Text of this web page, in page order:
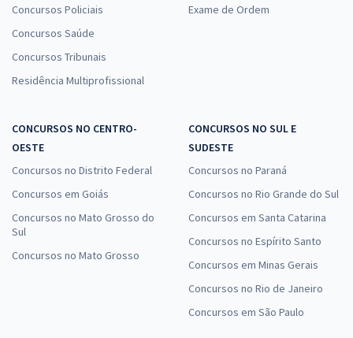
Concursos Policiais
Concursos Saúde
Concursos Tribunais
Residência Multiprofissional
Exame de Ordem
CONCURSOS NO CENTRO-
OESTE
Concursos no Distrito Federal
Concursos em Goiás
Concursos no Mato Grosso do
Sul
Concursos no Mato Grosso
CONCURSOS NO SUL E
SUDESTE
Concursos no Paraná
Concursos no Rio Grande do Sul
Concursos em Santa Catarina
Concursos no Espírito Santo
Concursos em Minas Gerais
Concursos no Rio de Janeiro
Concursos em São Paulo